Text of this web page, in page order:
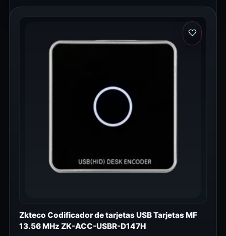
Zkteco Codificador de tarjetas USB Tarjetas MF
13.56 MHz ZK-ACC-USBR-D147H